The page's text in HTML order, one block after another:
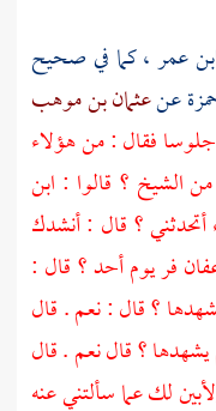
عمر، كما في صحيح
عنعثمان بن موهب
فقال : من هؤلاء
الشيخ ؟ قالوا : ابن
؟ قال : أنشدك
فر يومأحد؟ قال :
؟ قال : نعم . قال
؟ قال نعم . قال
لك عما سألتني عنه